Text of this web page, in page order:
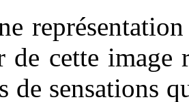
de cette image
de sensations